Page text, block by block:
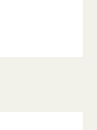
met
te maken.
maken die